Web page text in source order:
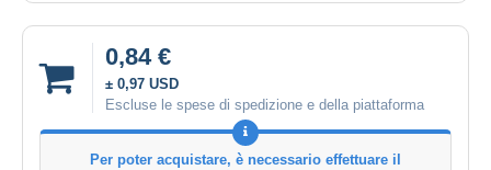
0,84 €
± 0,97 USD
Escluse le spese di spedizione e della piattaforma
Per poter acquistare, è necessario effettuare il